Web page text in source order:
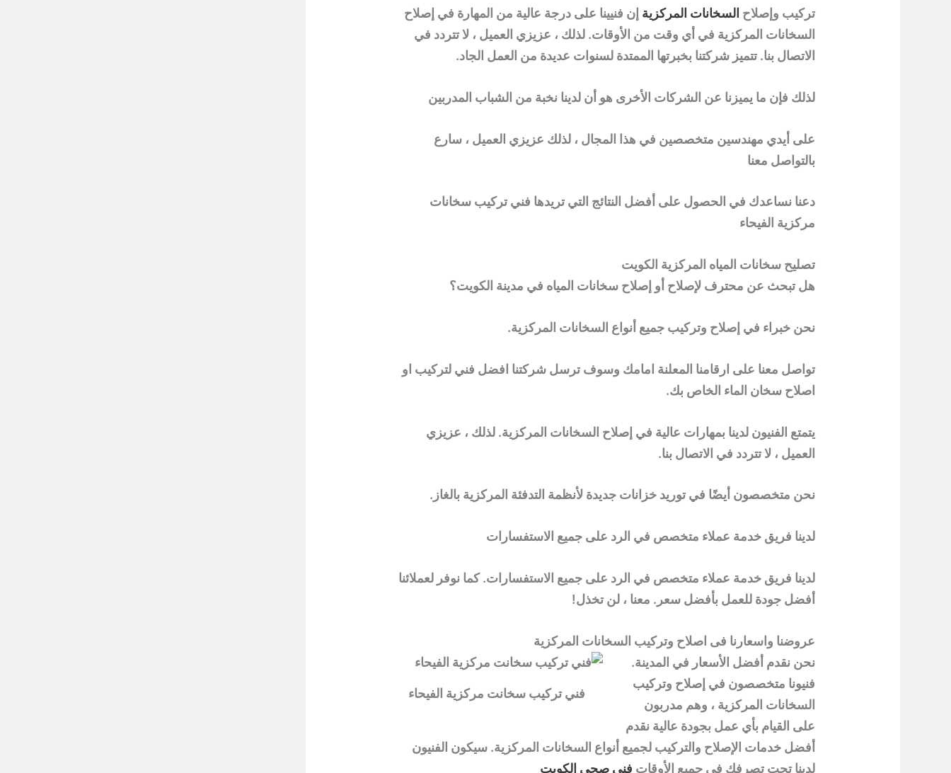
تركيب وإصلاح السخانات المركزية إن فنيينا على درجة عالية من المهارة في إصلاح
السخانات المركزية في أي وقت من الأوقات. لذلك ، عزيزي العميل ، لا تتردد في
الاتصال بنا. تتميز شركتنا بخبرتها الممتدة لسنوات عديدة من العمل الجاد.
لذلك فإن ما يميزنا عن الشركات الأخرى هو أن لدينا نخبة من الشباب المدربين
على أيدي مهندسين متخصصين في هذا المجال ، لذلك عزيزي العميل ، سارع
بالتواصل معنا
دعنا نساعدك في الحصول على أفضل النتائج التي تريدها فني تركيبسخانات
مركزية الفيحاء
تصليح سخانات المياه المركزية الكويت
هل تبحث عن محترف لإصلاح أو إصلاح سخانات المياه في مدينة الكويت؟
نحن خبراء في إصلاح وتركيب جميع أنواع السخانات المركزية.
تواصل معنا على ارقامنا المعلنة امامك وسوف ترسل شركتنا افضل فني لتركيب او
اصلاح سخان الماء الخاص بك.
يتمتع الفنيون لدينا بمهارات عالية في إصلاح السخانات المركزية. لذلك ، عزيزي
العميل ، لا تتردد في الاتصال بنا.
نحن متخصصون أيضًا في توريد خزانات جديدة لأنظمة التدفئة المركزية بالغاز.
لدينا فريق خدمة عملاء متخصص في الرد على جميع الاستفسارات
لدينا فريق خدمة عملاء متخصص في الرد على جميع الاستفسارات. كما نوفر لعملائنا
أفضل جودة للعمل بأفضل سعر. معنا ، لن تخذل!
عروضنا واسعارنا فى اصلاح وتركيب السخانات المركزية
فني تركيب سخانت مركزية الفيحاء
نحن نقدم أفضل الأسعار في المدينة.
فنيونا متخصصون في إصلاح وتركيب
السخانات المركزية ، وهم مدربون
على القيام بأي عمل بجودة عالية نقدم
أفضل خدمات الإصلاح والتركيب لجميع أنواع السخانات المركزية. سيكون الفنيون
لدينا تحت تصرفك في جميع الأوقات فني صحي الكويت